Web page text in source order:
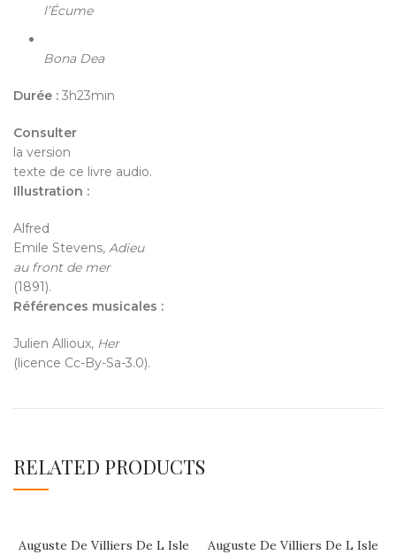
l’Écume
Bona Dea
Durée : 3h23min
Consulter
la version
texte de ce livre audio.
Illustration :
Alfred
Emile Stevens, Adieu
au front de mer
(1891).
Références musicales :
Julien Allioux, Her
(licence Cc-By-Sa-3.0).
RELATED PRODUCTS
Auguste De Villiers De L Isle
Auguste De Villiers De L Isle